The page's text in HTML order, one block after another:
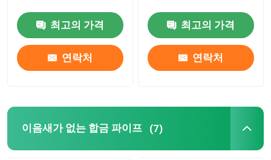
보일러관 차폐
보일러 에어 노즐
보일러 화격자봉
최고의 가격
연락처
최고의 가격
연락처
이음새가 없는 합금 파이프 (7)